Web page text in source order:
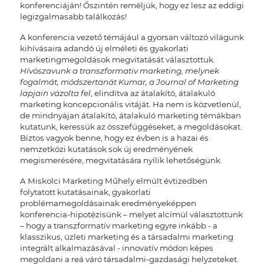
konferenciáján! Őszintén reméljük, hogy ez lesz az eddigi
legizgalmasabb találkozás!
A konferencia vezető témájául a gyorsan változó világunk
kihívásaira adandó új elméleti és gyakorlati
marketingmegoldások megvitatását választottuk.
Hívószavunk a transzformativ marketing, melynek
fogalmát, módszertanát Kumar, a Journal of Marketing
lapjain vázolta fel, elindítva az átalakító, átalakuló
marketing koncepcionális vitáját. Ha nem is közvetlenül,
de mindnyájan átalakító, átalakuló marketing témákban
kutatunk, keressük az összefüggéseket, a megoldásokat.
Biztos vagyok benne, hogy ez évben is a hazai és
nemzetközi kutatások sok új eredményének
megismerésére, megvitatására nyílik lehetőségünk.
A Miskolci Marketing Műhely elmúlt évtizedben
folytatott kutatásainak, gyakorlati
problémamegoldásainak eredményeképpen
konferencia-hipotézisünk – melyet alcímül választottunk
– hogy a transzformatív marketing egyre inkább - a
klasszikus, üzleti marketing és a társadalmi marketing
integrált alkalmazásával - innovatív módon képes
megoldani a reá váró társadalmi-gazdasági helyzeteket.